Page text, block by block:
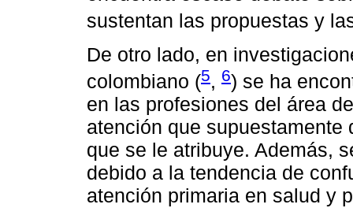
sustentan las propuestas y
De otro lado, en
colombiano (5, 6) se ha
en las profesiones del área
atención que
que se le atribuye. Además,
debido a la tendencia de
atención primaria en salud y